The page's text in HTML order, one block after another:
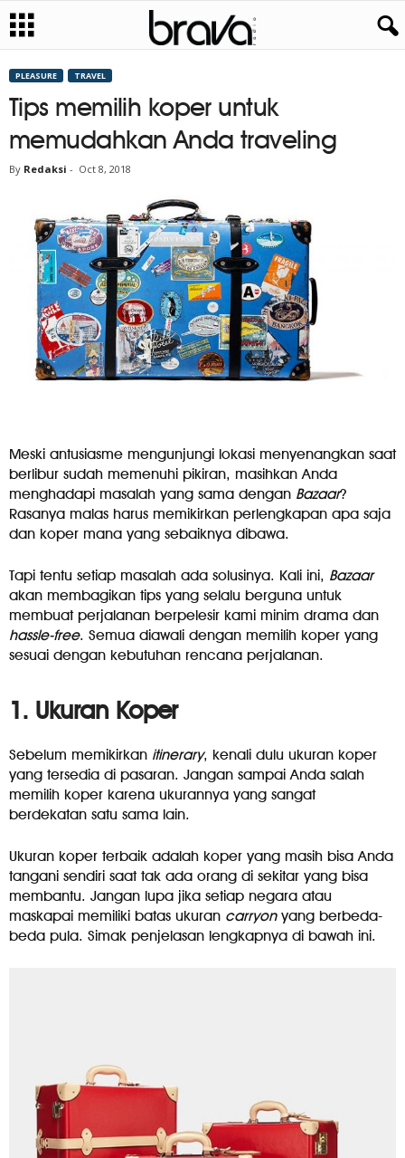
PLEASURE TRAVEL
Tips memilih koper untuk
memudahkan Anda traveling
By Redaksi - Oct 8, 2018
Meski antusiasme mengunjungi lokasi menyenangkan saat
berlibur sudah memenuhi pikiran, masihkan Anda
menghadapi masalah yang sama dengan Bazaar?
Rasanya malas harus memikirkan perlengkapan apa saja
dan koper mana yang sebaiknya dibawa.
Tapi tentu setiap masalah ada solusinya. Kali ini, Bazaar
akan membagikan tips yang selalu berguna untuk
membuat perjalanan berpelesir kami minim drama dan
hassle-free. Semua diawali dengan memilih koper yang
sesuai dengan kebutuhan rencana perjalanan.
1. Ukuran Koper
Sebelum memikirkan itinerary, kenali dulu ukuran koper
yang tersedia di pasaran. Jangan sampai Anda salah
memilih koper karena ukurannya yang sangat
berdekatan satu sama lain.
Ukuran koper terbaik adalah koper yang masih bisa Anda
tangani sendiri saat tak ada orang di sekitar yang bisa
membantu. Jangan lupa jika setiap negara atau
maskapai memiliki batas ukuran carryonyang berbeda-
beda pula. Simak penjelasan lengkapnya di bawah ini.